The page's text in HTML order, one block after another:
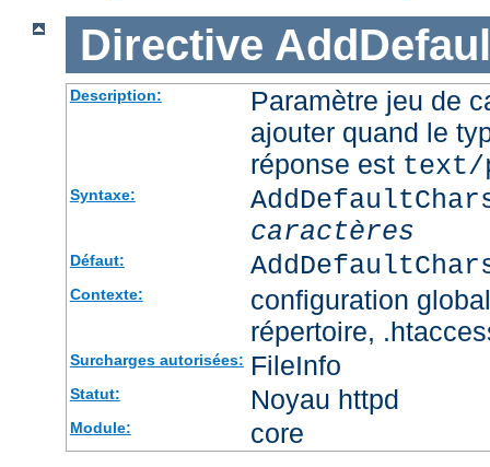
Directive
Description:
Paramètre jeu de
ajouter quand le
réponse est text/
Syntaxe:
caractères
Défaut:
Contexte:
configuration
répertoire,
Surcharges autorisées: FileInfo
Statut: Noyau httpd
Module: core